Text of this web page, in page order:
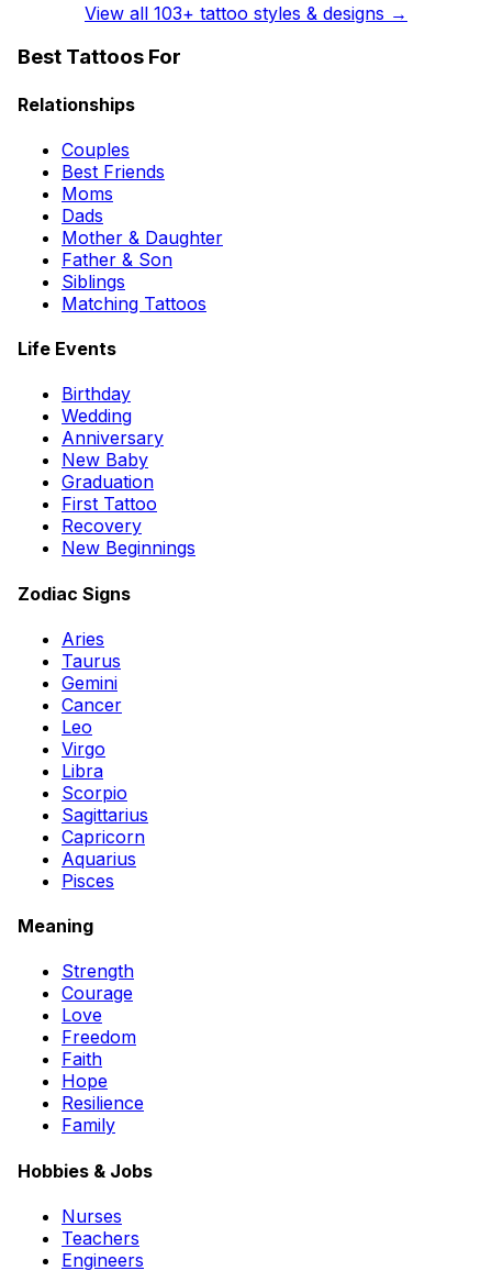
View all 103+ tattoo styles & designs →
Best Tattoos For
Relationships
Couples
Best Friends
Moms
Dads
Mother & Daughter
Father & Son
Siblings
Matching Tattoos
Life Events
Birthday
Wedding
Anniversary
New Baby
Graduation
First Tattoo
Recovery
New Beginnings
Zodiac Signs
Aries
Taurus
Gemini
Cancer
Leo
Virgo
Libra
Scorpio
Sagittarius
Capricorn
Aquarius
Pisces
Meaning
Strength
Courage
Love
Freedom
Faith
Hope
Resilience
Family
Hobbies & Jobs
Nurses
Teachers
Engineers